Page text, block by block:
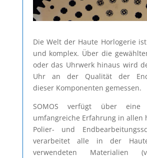
Die Welt der Haute Horlogerie
und komplex. Über die
oder das Uhrwerk hinaus wird
Uhr an der Qualität der
dieser Komponenten gemessen.
SOMOS verfügt über
umfangreiche Erfahrung in allen
Polier- und
verarbeitet alle in der
verwendeten Materialien